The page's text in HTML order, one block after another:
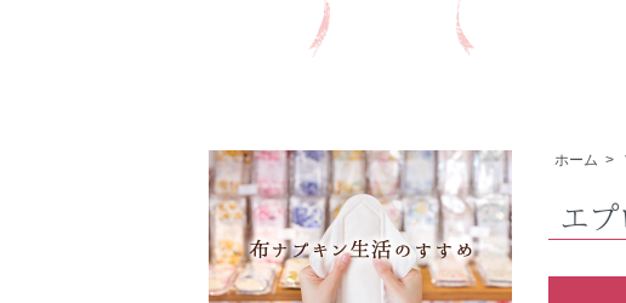
ホーム >
エ